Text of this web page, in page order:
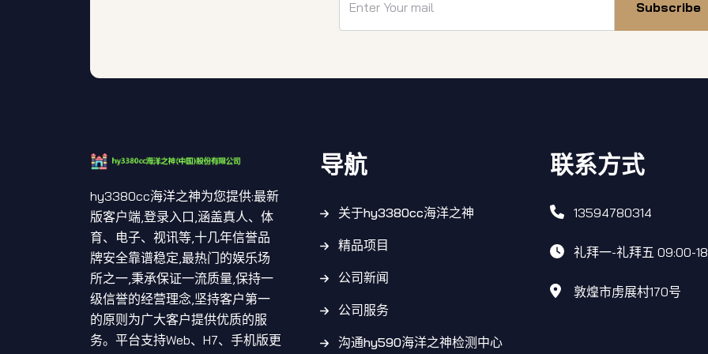
Subscribe
hy3380cc海洋之神为您提供:最新
版客户端,登录入口,涵盖真人、体
育、电子、视讯等,十几年信誉品
牌安全靠谱稳定,最热门的娱乐场
所之一,秉承保证一流质量,保持一
级信誉的经营理念,坚持客户第一
的原则为广大客户提供优质的服
务。平台支持Web、H7、手机版更
导航
关于hy3380cc海洋之神
精品项目
公司新闻
公司服务
沟通hy590海洋之神检测中心
联系方式
13594780314
礼拜一-礼拜五 09:00-
敦煌市虏展村170号